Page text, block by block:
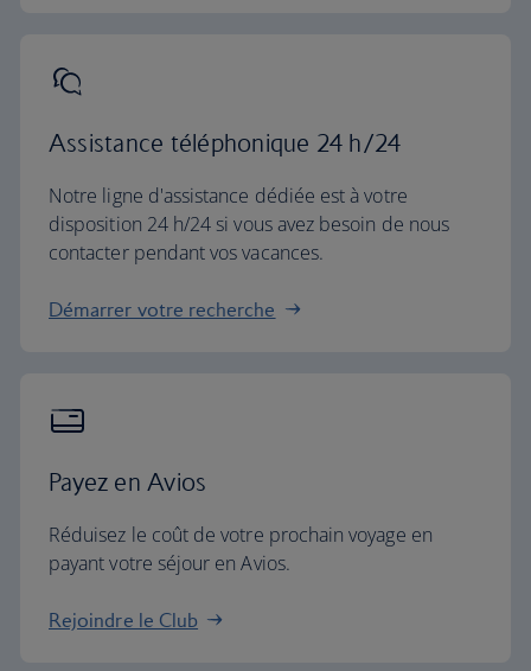
Assistance téléphonique 24 h/24
Notre ligne d'assistance dédiée est à votre
disposition 24 h/24 si vous avez besoin de nous
contacter pendant vos vacances.
Démarrer votre recherche
Payez en Avios
Réduisez le coût de votre prochain voyage en
payant votre séjour en Avios.
Rejoindre le Club